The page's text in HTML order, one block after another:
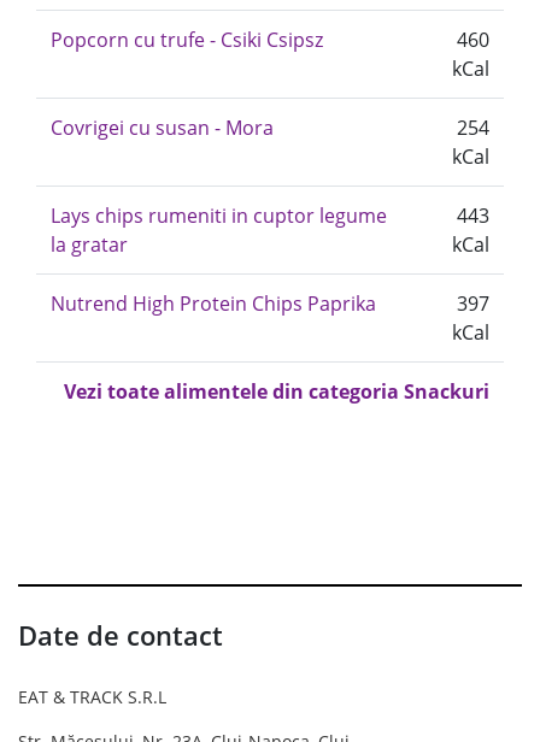
Popcorn cu trufe - Csiki Csipsz
460
kCal
Covrigei cu susan - Mora
254
kCal
Lays chips rumeniti in cuptor legume
la gratar
443
kCal
Nutrend High Protein Chips Paprika
397
kCal
Vezi toate alimentele din categoria Snackuri
Date de contact
EAT & TRACK S.R.L